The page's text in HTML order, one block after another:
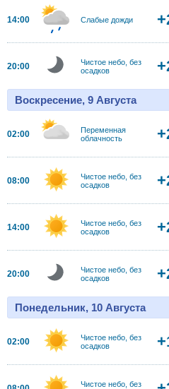
14:00 Слабые дожди
20:00
Чистое небо, без
осадков
Воскресение, 9 Августа
02:00
Переменная
облачность
08:00
Чистое небо, без
осадков
14:00
Чистое небо, без
осадков
20:00
Чистое небо, без
осадков
Понедельник, 10 Августа
02:00
Чистое небо, без
осадков
Чистое небо, без